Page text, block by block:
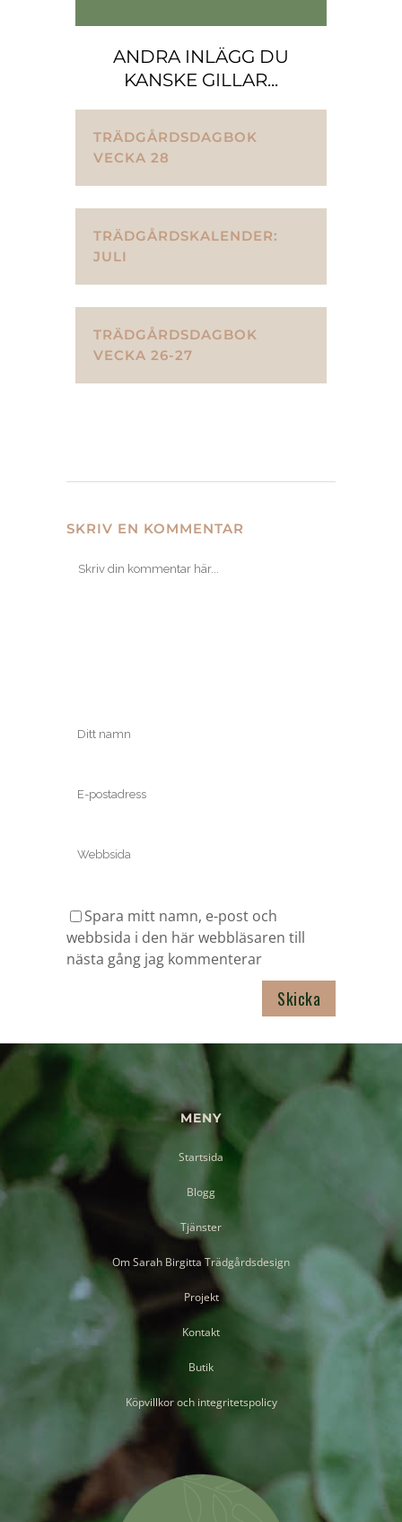
ANDRA INLÄGG DU
KANSKE GILLAR...
TRÄDGÅRDSDAGBOK
VECKA 28
TRÄDGÅRDSKALENDER:
JULI
TRÄDGÅRDSDAGBOK
VECKA 26-27
SKRIV EN KOMMENTAR
Spara mitt namn, e-post och
webbsida i den här webbläsaren till
nästa gång jag kommenterar
MENY
Startsida
Blogg
Tjänster
Om Sarah Birgitta Trädgårdsdesign
Projekt
Kontakt
Butik
Köpvillkor och integritetspolicy